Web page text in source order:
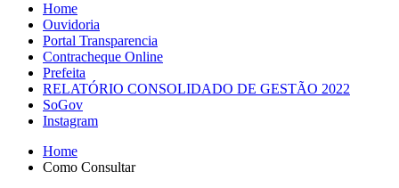
Home
Ouvidoria
Portal Transparencia
Contracheque Online
Prefeita
RELATÓRIO CONSOLIDADO DE GESTÃO 2022
SoGov
Instagram
Home
Como Consultar